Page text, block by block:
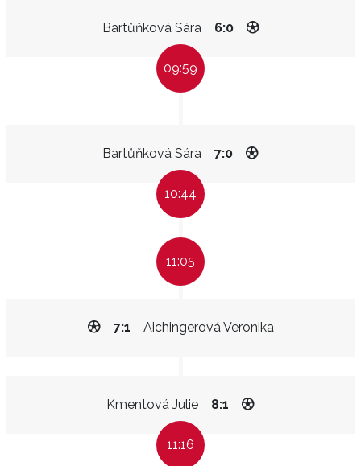
Bartůňková Sára 6:0
09:59
Bartůňková Sára 7:0
10:44
11:05
Aichingerová Veronika
7:1
Kmentová Julie 8:1
11:16